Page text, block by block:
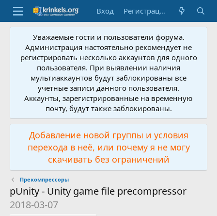
Вход Регистрация
Уважаемые гости и пользователи форума.
Администрация настоятельно рекомендует не
регистрировать несколько аккаунтов для одного
пользователя. При выявлении наличия
мультиаккаунтов будут заблокированы все
учетные записи данного пользователя.
Аккаунты, зарегистрированные на временную
почту, будут также заблокированы.
Добавление новой группы и условия
перехода в неё, или почему я не могу
скачивать без ограничений
Прекомпрессоры
pUnity - Unity game file precompressor
2018-03-07